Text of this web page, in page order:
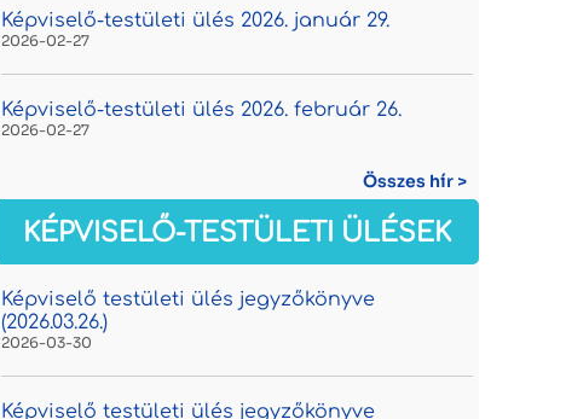
Képviselő-testületi ülés 2026. január 29.
2026-02-27
Képviselő-testületi ülés 2026. február 26.
2026-02-27
Összes hír >
KÉPVISELŐ-TESTÜLETI ÜLÉSEK
Képviselő testületi ülés jegyzőkönyve
(2026.03.26.)
2026-03-30
Képviselő testületi ülés jegyzőkönyve